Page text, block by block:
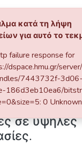
/ Tei of Crete
Πτυχιακές εργασίες / Bachelor Theses
Προηγμένα τεχνικά υλικά για εφαρμογές σε υψηλές θερμοκρασίες.
τεχνικά
σε υψηλές
κατά τη λήψη
για αυτό το
failure response for
dspace.hmu.gr/
7443732f-
186d3eb10ea6/
0